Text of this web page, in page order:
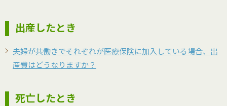
出産したとき
夫婦が共働きでそれぞれが医療保険に加入している場合、出
産費はどうなりますか？
死亡したとき